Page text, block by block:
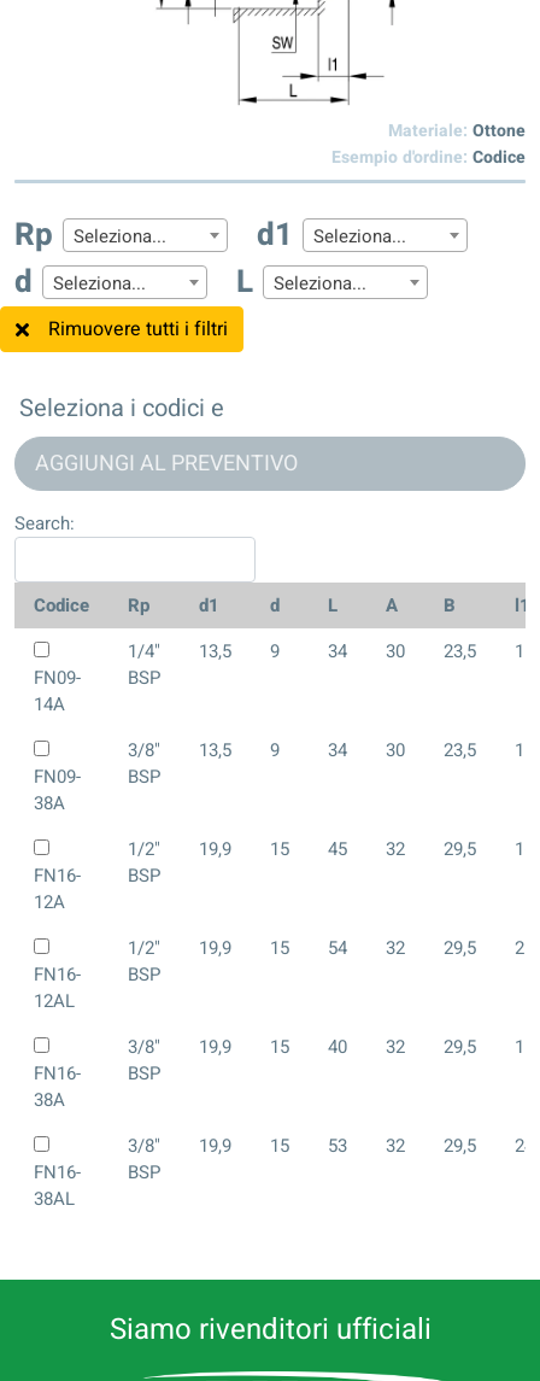
Materiale: Ottone
Esempio d'ordine: Codice
Rp Seleziona... d1 Seleziona...
d Seleziona... L Seleziona...
Rimuovere tutti i filtri
Seleziona i codici e
AGGIUNGI AL PREVENTIVO
Search:
Codice Rp d1 d L A B l1
FN09-
14A
1/4"
BSP
13,5 9 34 30 23,5
FN09-
38A
3/8"
BSP
13,5 9 34 30 23,5
FN16-
12A
1/2"
BSP
19,9 15 45 32 29,5
FN16-
12AL
1/2"
BSP
19,9 15 54 32 29,5
FN16-
38A
3/8"
BSP
19,9 15 40 32 29,5
FN16-
38AL
3/8"
BSP
19,9 15 53 32 29,5
Siamo rivenditori ufficiali